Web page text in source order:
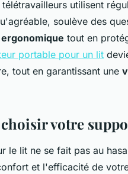
utilisent
soulève des
tout en
portable pour un lit
tout en garantissant une
votre
lit ne se fait pas au
et l'efficacité de